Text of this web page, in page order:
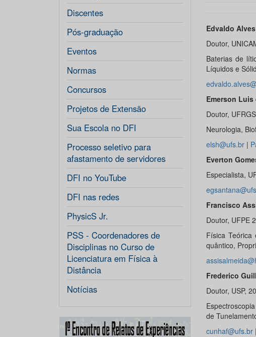
Discentes
Pós-graduação
Eventos
Normas
Concursos
Projetos de Extensão
Sua Escola no DFI
Processo seletivo para
afastamento de servidores
DFI no YouTube
DFI nas redes
PhysicS Jr.
PSS - Coordenadores de
Disciplinas no Curso de
Licenciatura em Física à
Distância
Notícias
Edvaldo
Doutor,
Baterias de
Líquidos e
Emerson Luis
Doutor,
Neurologia,
elsh@ufs.br|
Everton
Especialista,
Francisco
Doutor, UFPE
Física Teórica
quântico,
Frederico
Doutor, USP,
de
cunhaf@ufs.br|